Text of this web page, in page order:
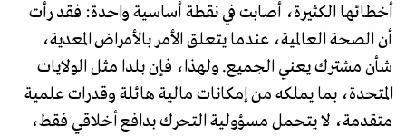
أخطائها الكثيرة، أصابت في نقطة أساسية واحدة: فقد رأت
أن الصحة العالمية، عندما يتعلق الأمر بالأمراض المعدية،
شأن مشترك يعني الجميع. ولهذا، فإن بلدا مثل الولايات
المتحدة، بما يملكه من إمكانات مالية هائلة وقدرات علمية
متقدمة، لا يتحمل مسؤولية التحرك بدافع أخلاقي فقط،